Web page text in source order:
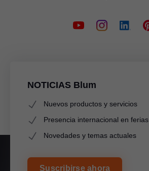
NOTICIAS Blum
Nuevos productos y servicios
Presencia internacional en ferias
Novedades y temas actuales
Suscribirse ahora